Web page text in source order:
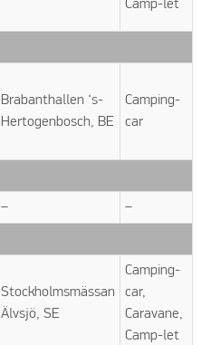
Camp-let
Brabanthallen ‘s-
Hertogenbosch, BE
Camping-
car
– –
Stockholmsmässan
Älvsjö, SE
Camping-
car,
Caravane,
Camp-let